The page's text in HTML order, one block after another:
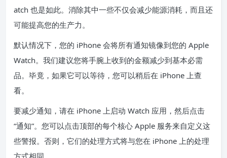
atch 也是如此。消除其中一些不仅会减少能源消耗，而且还
可能提高您的生产力。
默认情况下，您的 iPhone 会将所有通知镜像到您的 Apple
Watch。我们建议您将手腕上收到的金额减少到基本必需
品。毕竟，如果它可以等待，您可以稍后在 iPhone 上查
看。
要减少通知，请在 iPhone 上启动 Watch 应用，然后点击
“通知”。您可以点击顶部的每个核心 Apple 服务来自定义这
些警报。否则，它们的处理方式将与您在 iPhone 上的处理
方式相同。